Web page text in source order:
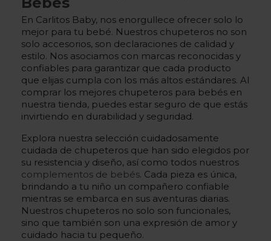
En Carlitos Baby, nos enorgullece ofrecer solo lo
mejor para tu bebé. Nuestros chupeteros no son
solo accesorios, son declaraciones de calidad y
estilo. Nos asociamos con marcas reconocidas y
confiables para garantizar que cada producto
que elijas cumpla con los más altos estándares. Al
comprar los mejores chupeteros para bebés en
nuestra tienda, puedes estar seguro de que estás
invirtiendo en durabilidad y seguridad.
Explora nuestra selección cuidadosamente
cuidada de chupeteros que han sido elegidos por
su resistencia y diseño, así como todos nuestros
complementos de bebés. Cada pieza es única,
brindando a tu niño un compañero confiable
mientras se embarca en sus aventuras diarias.
Nuestros chupeteros no solo son funcionales,
sino que también son una expresión de amor y
cuidado hacia tu pequeño.